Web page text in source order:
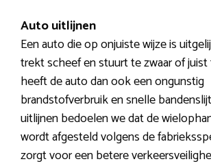
Auto uitlijnen
Een auto die op onjuiste wijze is
trekt scheef en stuurt te zwaar of
heeft de auto dan ook een ongunstig
brandstofverbruik en snelle
uitlijnen bedoelen we dat de
wordt afgesteld volgens de
zorgt voor een betere